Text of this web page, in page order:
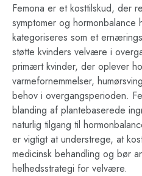
Femona er et kosttilskud, der
symptomer og hormonbalance
kategoriseres som et
støtte kvinders velvære i
primært kvinder, der oplever
varmefornemmelser,
behov i overgangsperioden.
blanding af plantebaserede
naturlig tilgang til
er vigtigt at understrege, at
medicinsk behandling og bør
helhedsstrategi for velvære.